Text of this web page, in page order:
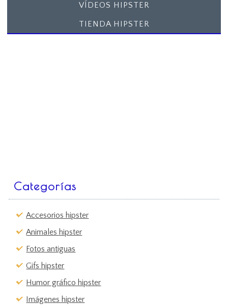
VÍDEOS HIPSTER
TIENDA HIPSTER
Categorías
Accesorios hipster
Animales hipster
Fotos antiguas
Gifs hipster
Humor gráfico hipster
Imágenes hipster